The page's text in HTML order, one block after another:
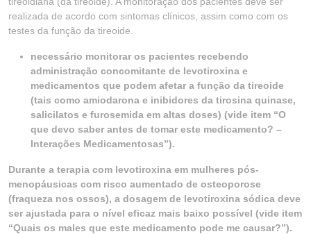
realizada de acordo com sintomas clínicos, assim como com os
testes da função da tireoide.
necessário monitorar os pacientes recebendo
administração concomitante de levotiroxina e
medicamentos que podem afetar a função da tireoide
(tais como amiodarona e inibidores da tirosina quinase,
salicilatos e furosemida em altas doses) (vide item “O
que devo saber antes de tomar este medicamento? –
Interações Medicamentosas”).
Durante a terapia com levotiroxina em mulheres pós-
menopáusicas com risco aumentado de osteoporose
(fraqueza nos ossos), a dosagem de levotiroxina sódica deve
ser ajustada para o nível eficaz mais baixo possível (vide item
“Quais os males que este medicamento pode me causar?”).